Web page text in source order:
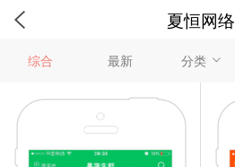
夏恒网络
综合 最新 分类
家装建材类
教育培训类
生活服务类
智慧物业类